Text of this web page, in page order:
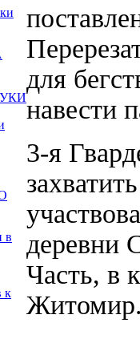
для
навести
3-я
деревни
Часть, в